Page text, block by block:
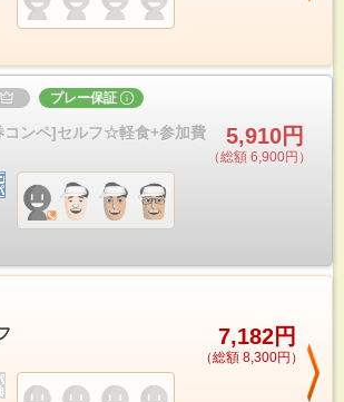
プレー保証
コンペ]セルフ☆軽食+参加費
5,910円
（総額 6,900円）
7,182円
（総額 8,300円）